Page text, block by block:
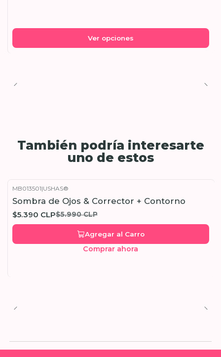
Ver opciones
También podría interesarte
uno de estos
MB013501|USHAS®
Sombra de Ojos & Corrector + Contorno
$5.390 CLP$5.990 CLP
Agregar al Carro
Comprar ahora